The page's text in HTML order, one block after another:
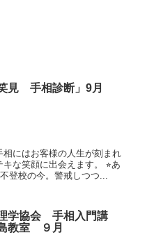
見 手相診断」9月
にはお客様の人生が刻まれ
な笑顔に出会えます。 ⭐︎あ
登校の今。警戒しつつ...
学協会 手相入門講
教室 ９月